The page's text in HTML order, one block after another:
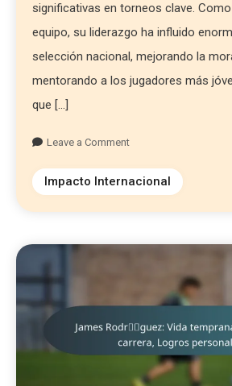
significativas en torneos clave. Como
equipo, su liderazgo ha influido
selección nacional, mejorando la
mentorando a los jugadores más
que […]
Leave a Comment
Impacto Internacional